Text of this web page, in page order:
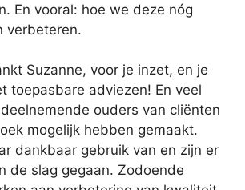
En vooral: hoe we deze nóg
verbeteren.
Suzanne, voor je inzet, en je
toepasbare adviezen! En veel
ouders van cliënten
mogelijk hebben gemaakt.
dankbaar gebruik van en zijn er
de slag gegaan. Zodoende